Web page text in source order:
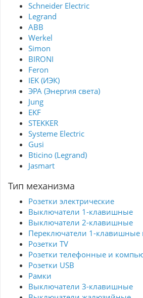
Schneider Electric
Legrand
ABB
Werkel
Simon
BIRONI
Feron
IEK (ИЭК)
ЭРА (Энергия света)
Jung
EKF
STEKKER
Systeme Electric
Gusi
Bticino (Legrand)
Jasmart
Тип механизма
Розетки электрические
Выключатели 1-клавишные
Выключатели 2-клавишные
Переключатели 1-клавишные
Розетки TV
Розетки телефонные и
Розетки USB
Рамки
Выключатели 3-клавишные